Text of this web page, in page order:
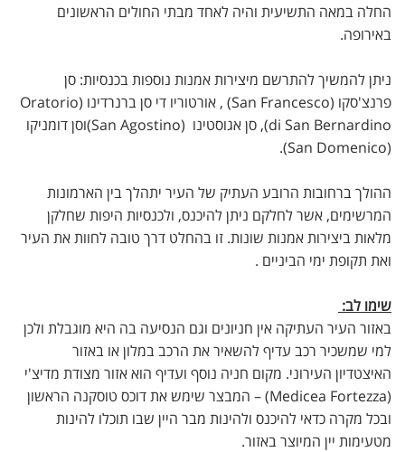
החלה במאה התשיעית והיה לאחד מבתי החולים הראשונים
באירופה.
ניתן להמשיך להתרשם מיצירות אמנות נוספות בכנסיות: סן
פרנצ'סקו (San Francesco) , אורטוריו די סן ברנרדינו (Oratorio
di San Bernardino), סן אגוסטינו (San Agostino)וסן דומניקו
(San Domenico).
ההולך ברחובות הרובע העתיק של העיר יתהלך בין הארמונות
המרשימים, אשר לחלקם ניתן להיכנס, ולכנסיות היפות שחלקן
מלאות ביצירות אמנות שונות. זו בהחלט דרך טובה לחוות את העיר
ואת תקופת ימי הביניים .
שימו לב:
באזור העיר העתיקה אין חניונים וגם הנסיעה בה היא מוגבלת ולכן
למי שמשכיר רכב עדיף להשאיר את הרכב במלון או באזור
האיצטדיון העירוני. מקום חניה נוסף ועדיף הוא אזור מצודת מדיצ'י
(Medicea Fortezza) – המבצר שימש את דוכס טוסקנה הראשון
ובכל מקרה כדאי להיכנס ולהינות מבר היין שבו תוכלו להינות
מטעימות יין המיוצר באזור.